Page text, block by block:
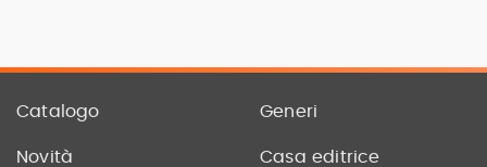
Catalogo Generi
Novità Casa editrice